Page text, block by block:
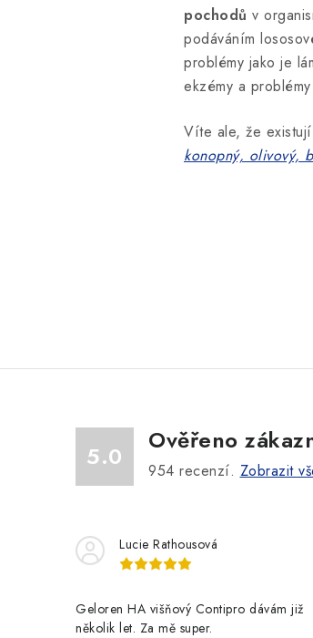
pochodů v
podáváním
problémy jako je
ekzémy a
Víte ale, že
konopný, olivový,
5.0
Ověřeno
954 recenzí. Zobrazit
Lucie Rathousová
Geloren HA višňový Contipro dávám již
několik let. Za mě super.